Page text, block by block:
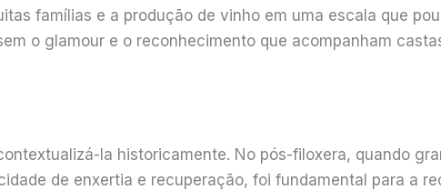
famílias e a produção de vinho em uma escala que
o glamour e o reconhecimento que acompanham
la historicamente. No pós-filoxera, quando
de enxertia e recuperação, foi fundamental para a